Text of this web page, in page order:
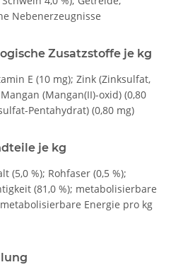
Nebenerzeugnisse
Zusatzstoffe je kg
E (10 mg); Zink (Zinksulfat,
(Mangan(II)-oxid) (0,80
Pentahydrat) (0,80 mg)
je kg
(5,0 %); Rohfaser (0,5 %);
(81,0 %); metabolisierbare
Energie pro kg